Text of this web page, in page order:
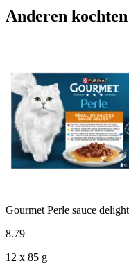
Anderen
Gourmet Perle sauce
8.79
12 x 85 g